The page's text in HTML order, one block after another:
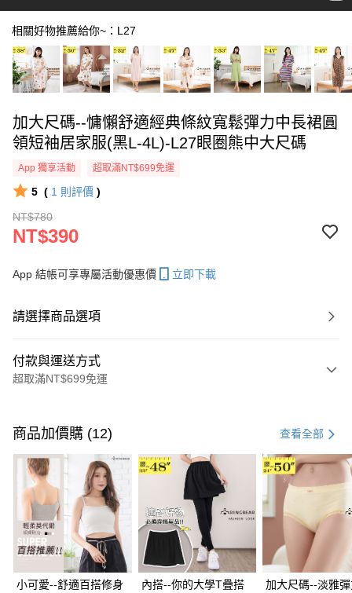
相關好物推薦給你~：L27
加大尺碼--慵懶舒適經典條紋寬鬆彈力中長裙圓
領短袖居家服(黑L-4L)-L27眼圈熊中大尺碼
App 獨享活動 超取滿NT$699免運
5 ( 1 則評價 )
NT$780
NT$390
App 結帳可享專屬活動優惠價 立即下載
請選擇商品選項
付款與運送方式
超取滿NT$699免運
信用卡一次付款
超商取貨付款
LINE Pay
Apple Pay
街口支付
悠遊付
商品加價購 (12) 查看全部
小可愛--舒適百搭修身
內搭--你的大學T疊搭
加大尺碼--淡雅